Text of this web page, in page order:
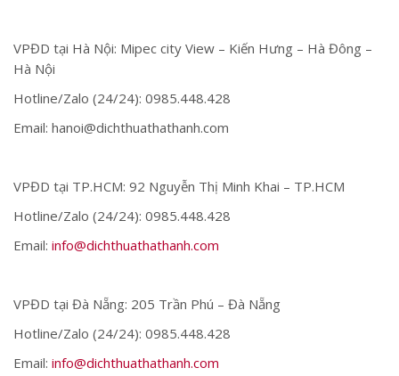
VPĐD tại Hà Nội: Mipec city View – Kiến Hưng – Hà Đông –
Hà Nội
Hotline/Zalo (24/24): 0985.448.428
Email: hanoi@dichthuathathanh.com
VPĐD tại TP.HCM: 92 Nguyễn Thị Minh Khai – TP.HCM
Hotline/Zalo (24/24): 0985.448.428
Email: info@dichthuathathanh.com
VPĐD tại Đà Nẵng: 205 Trần Phú – Đà Nẵng
Hotline/Zalo (24/24): 0985.448.428
Email: info@dichthuathathanh.com